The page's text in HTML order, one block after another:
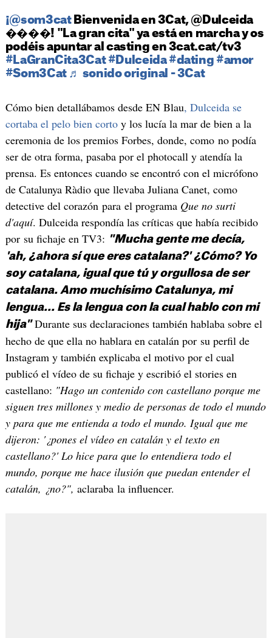
¡@som3catBienvenida en 3Cat, @Dulceida
����! "La gran cita" ya está en marcha y os
podéis apuntar al casting en 3cat.cat/tv3
#LaGranCita3Cat #Dulceida #dating #amor
#Som3Cat ♬ sonido original - 3Cat
Cómo bien detallábamos desde EN Blau, Dulceida se
cortaba el pelo bien corto y los lucía la mar de bien a la
ceremonia de los premios Forbes, donde, como no podía
ser de otra forma, pasaba por el photocall y atendía la
prensa. Es entonces cuando se encontró con el micrófono
de Catalunya Ràdio que llevaba Juliana Canet, como
detective del corazón para el programa Que no surti
d'aquí. Dulceida respondía las críticas que había recibido
por su fichaje en TV3: "Mucha gente me decía,
'ah, ¿ahora sí que eres catalana?' ¿Cómo? Yo
soy catalana, igual que tú y orgullosa de ser
catalana. Amo muchísimo Catalunya, mi
lengua... Es la lengua con la cual hablo con mi
hija"Durante sus declaraciones también hablaba sobre el
hecho de que ella no hablara en catalán por su perfil de
Instagram y también explicaba el motivo por el cual
publicó el vídeo de su fichaje y escribió el stories en
castellano: "Hago un contenido con castellano porque me
siguen tres millones y medio de personas de todo el mundo
y para que me entienda a todo el mundo. Igual que me
dijeron: '¿pones el vídeo en catalán y el texto en
castellano?' Lo hice para que lo entendiera todo el
mundo, porque me hace ilusión que puedan entender el
catalán, ¿no?", aclaraba la influencer.